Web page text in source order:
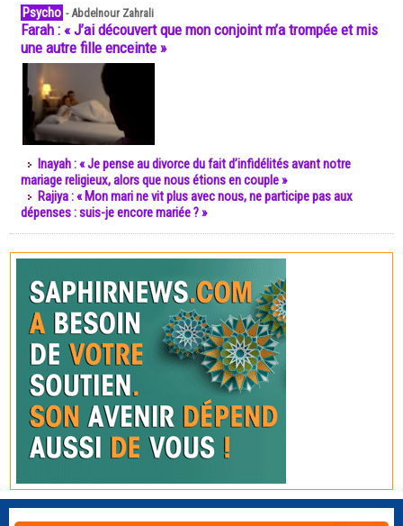
Psycho -Abdelnour Zahrali
Farah : « J’ai découvert que mon conjoint m’a trompée et mis
une autre fille enceinte »
Inayah : « Je pense au divorce du fait d’infidélités avant notre
mariage religieux, alors que nous étions en couple »
Rajiya : « Mon mari ne vit plus avec nous, ne participe pas aux
dépenses : suis-je encore mariée ? »